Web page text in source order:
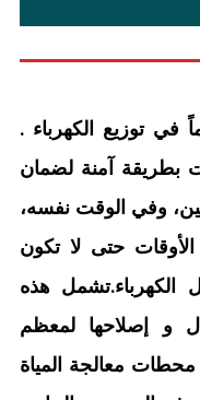
في توزيع الكهرباء .
بطريقة آمنة لضمان
وفي الوقت نفسه،
حتى لا تكون
هذه
و إصلاحها لمعظم
محطات معالجة المياة